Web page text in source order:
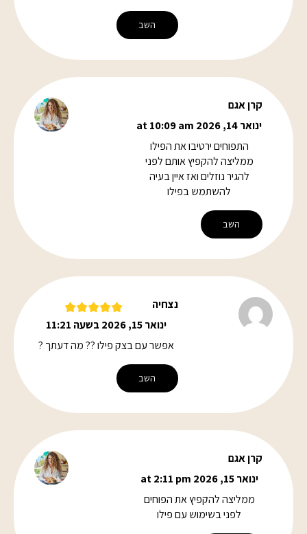
השב
קרן אגם
ינואר 14, 2026 at 10:09 am
התפוחים ירטיבו את הפילו
ממליצה להקפיץ אותם לפני
להגיר נוזלים ואז איין בעיה
להשתמש בפילו
השב
נצחיה
ינואר 15, 2026 בשעה 11:21
אפשר עם בצק פילו ?? מה דעתך ?
השב
קרן אגם
ינואר 15, 2026 at 2:11 pm
ממליצה להקפיץ את הפוחים
לפני בשימוש עם פילו